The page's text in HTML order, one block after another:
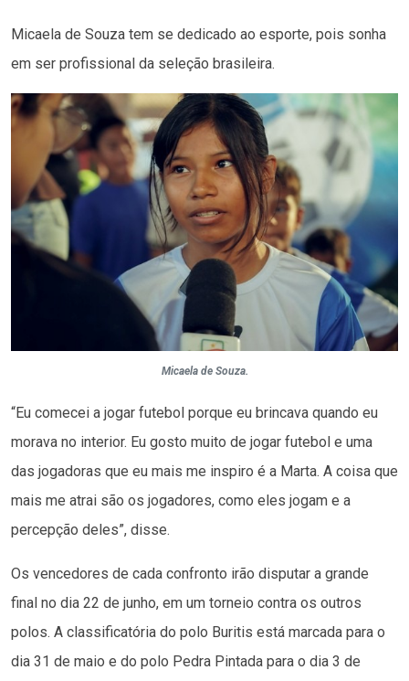
Micaela de Souza tem se dedicado ao esporte, pois sonha
em ser profissional da seleção brasileira.
Micaela de Souza.
“Eu comecei a jogar futebol porque eu brincava quando eu
morava no interior. Eu gosto muito de jogar futebol e uma
das jogadoras que eu mais me inspiro é a Marta. A coisa que
mais me atrai são os jogadores, como eles jogam e a
percepção deles”, disse.
Os vencedores de cada confronto irão disputar a grande
final no dia 22 de junho, em um torneio contra os outros
polos. A classificatória do polo Buritis está marcada para o
dia 31 de maio e do polo Pedra Pintada para o dia 3 de